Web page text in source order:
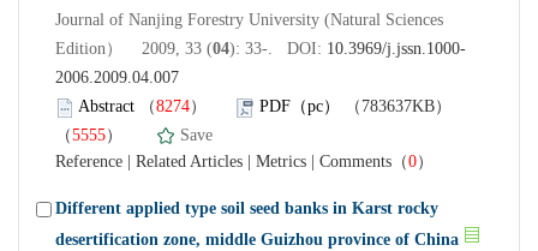
Journal of Nanjing Forestry University (Natural Sciences
Edition） 2009, 33 (04): 33-. DOI: 10.3969/j.jssn.1000-
2006.2009.04.007
Abstract （8274） PDF（pc）
（783637KB）
（5555）
Save
Reference
Related Articles Metrics Comments （0）
Different applied type soil seed banks in Karst rocky
desertification zone, middle Guizhou province of China